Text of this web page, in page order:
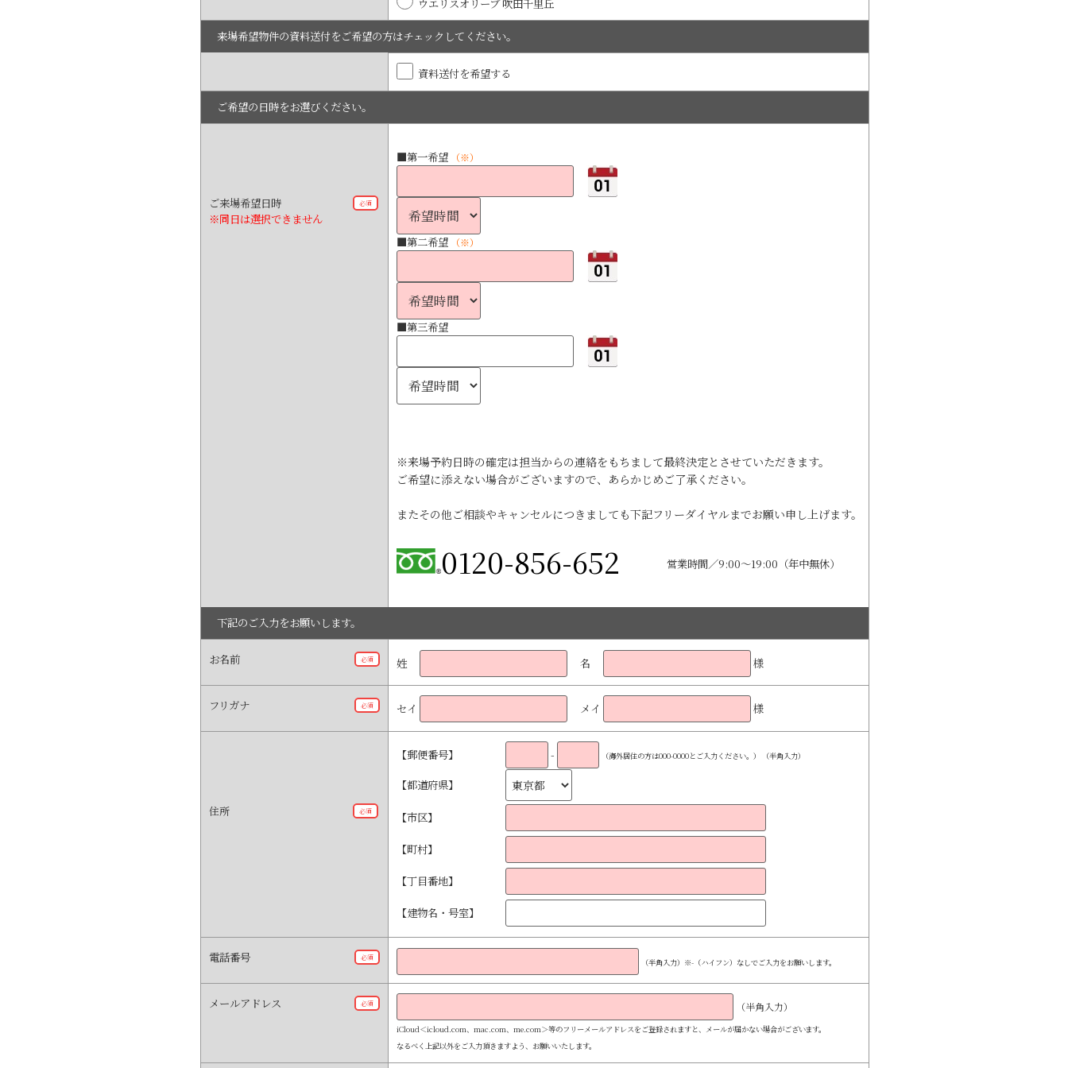
ウエリスオリーブ 吹田千里丘
来場希望物件の資料送付をご希望の方はチェックしてください。
資料送付を希望する
ご希望の日時をお選びください。
ご来場希望日時
※同日は選択できません
必須
■第一希望 （※）
■第二希望 （※）
■第三希望
※来場予約日時の確定は担当からの連絡をもちまして最終決定とさせていただきます。
ご希望に添えない場合がございますので、あらかじめご了承ください。
またその他ご相談やキャンセルにつきましても下記フリーダイヤルまでお願い申し上げます。
0120-856-652 営業時間／9:00～19:00（年中無休）
下記のご入力をお願いします。
お名前 必須 姓 名 様
フリガナ 必須 セイ メイ 様
住所 必須
【郵便番号】 - （海外居住の方は000-0000とご入力ください。） （半角入力）
【都道府県】
【市区】
【町村】
【丁目番地】
【建物名・号室】
電話番号 必須 （半角入力） ※-（ハイフン）なしでご入力をお願いします。
メールアドレス 必須 （半角入力）
iCloud＜icloud.com、mac.com、me.com＞等のフリーメールアドレスをご登録されますと、メールが届かない場合がございます。
なるべく上記以外をご入力頂きますよう、お願いいたします。